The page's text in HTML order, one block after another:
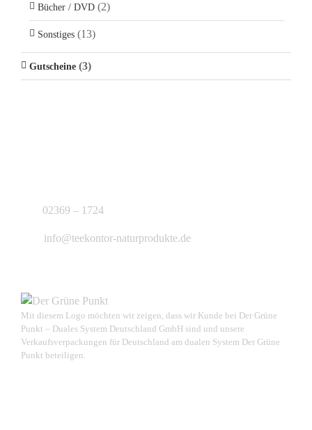
Bücher / DVD (2)
Sonstiges (13)
Gutscheine (3)
02369 – 1724
info@teekontor-naturprodukte.de
Mit diesem Logo möchten wir zeigen, dass wir Kunde bei Der Grüne
Punkt – Duales System Deutschland GmbH sind und unsere
Verkaufsverpackungen für Deutschland am dualen System Der Grüne
Punkt beteiligen.